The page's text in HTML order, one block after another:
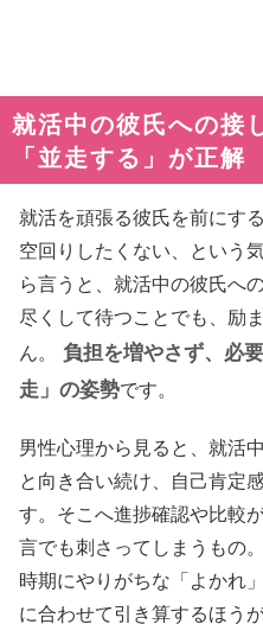
就活中の彼氏への接
「並走する」が正解
就活を頑張る彼氏を前にす
空回りしたくない、という
ら言うと、就活中の彼氏へ
尽くして待つことでも、励
ん。
負担を増やさず、必
走」の姿勢です。
男性心理から見ると、就活
と向き合い続け、自己肯定
す。そこへ進捗確認や比較
言でも刺さってしまうもの
時期にやりがちな「よかれ
に合わせて引き算するほう